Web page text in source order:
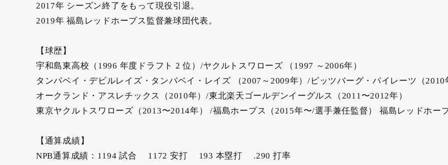
2017年 シーズン終了をもって現役引退。
2019年 福島レッドホープス監督兼球団代表。
【球歴】
宇和島東高校（1996 年度ドラフト 2 位）/ヤクルトスワローズ （1997 ～2006年）
タンパベイ・デビルレイズ・タンパベイ・レイズ （2007～2009年）/ピッツバーグ・パイレーツ（2010
オークランド・アスレチックス（2010年）/東北楽天ゴールデンイーグルス（2011〜2012年）
東京ヤクルトスワローズ（2013〜2014年） /福島ホープス（2015年〜/選手兼任監督） 福島レッドホー
【通算成績】
NPB通算成績：1194 試合 1172 安打 193 本塁打 .290 打率